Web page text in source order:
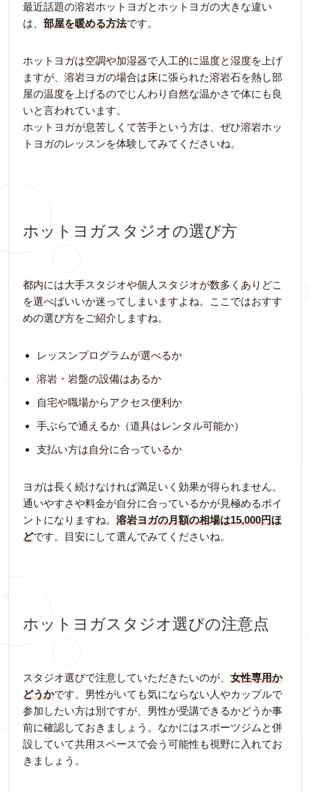
最近話題の溶岩ホットヨガとホットヨガの大きな違い
は、 部屋を暖める方法です。
ホットヨガは空調や加湿器で人工的に温度と湿度を上げ
ますが、溶岩ヨガの場合は床に張られた溶岩石を熱し部
屋の温度を上げるのでじんわり自然な温かさで体にも良
いと言われています。
ホットヨガが息苦しくて苦手という方は、ぜひ溶岩ホッ
トヨガのレッスンを体験してみてくださいね。
ホットヨガスタジオの選び方
都内には大手スタジオや個人スタジオが数多くありどこ
を選べばいいか迷ってしまいますよね。ここではおすす
めの選び方をご紹介しますね。
レッスンプログラムが選べるか
溶岩・岩盤の設備はあるか
自宅や職場からアクセス便利か
手ぶらで通えるか（道具はレンタル可能か）
支払い方は自分に合っているか
ヨガは長く続けなければ満足いく効果が得られません。
通いやすさや料金が自分に合っているかが見極めるポイ
ントになりますね。 溶岩ヨガの月額の相場は15,000円ほ
どです。目安にして選んでみてくださいね。
ホットヨガスタジオ選びの注意点
スタジオ選びで注意していただきたいのが、 女性専用か
どうかです。男性がいても気にならない人やカップルで
参加したい方は別ですが、男性が受講できるかどうか事
前に確認しておきましょう。なかにはスポーツジムと併
設していて共用スペースで会う可能性も視野に入れてお
きましょう。